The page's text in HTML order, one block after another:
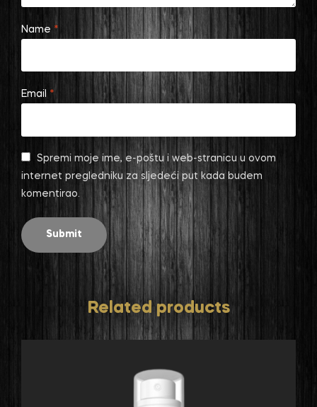
Name *
Email *
Spremi moje ime, e-poštu i web-stranicu u ovom
internet pregledniku za sljedeći put kada budem
komentirao.
Related products